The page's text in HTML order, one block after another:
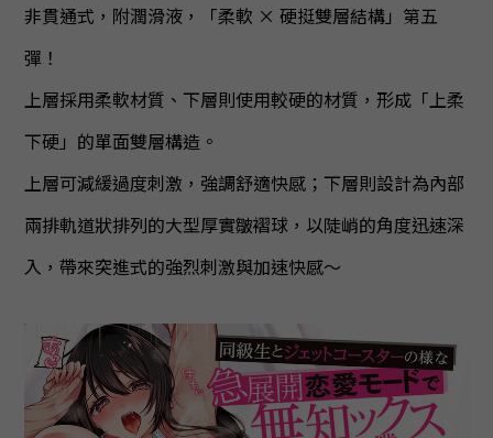
非貫通式，附潤滑液，「柔軟 × 硬挺雙層結構」第五
彈！
上層採用柔軟材質、下層則使用較硬的材質，形成「上柔
下硬」的單面雙層構造。
上層可減緩過度刺激，強調舒適快感；下層則設計為內部
兩排軌道狀排列的大型厚實皺褶球，以陡峭的角度迅速深
入，帶來突進式的強烈刺激與加速快感～